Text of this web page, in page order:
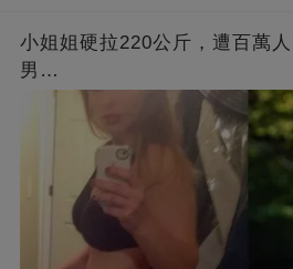
小姐姐硬拉220公斤，遭百萬
男…